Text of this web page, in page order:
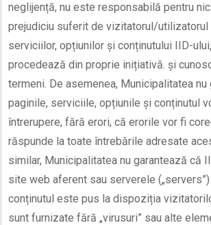
neglijență, nu este responsabilă pentru
prejudiciu suferit de vizitatorul/utilizatorul
serviciilor, opțiunilor și conținutului IID-
procedează din proprie inițiativă. și
termeni. De asemenea, Municipalitatea nu
paginile, serviciile, opțiunile și conținutul
întrerupere, fără erori, că erorile vor fi
răspunde la toate întrebările adresate
similar, Municipalitatea nu garantează că
site web aferent sau serverele
conținutul este pus la dispoziția
sunt furnizate fără „virusuri” sau alte